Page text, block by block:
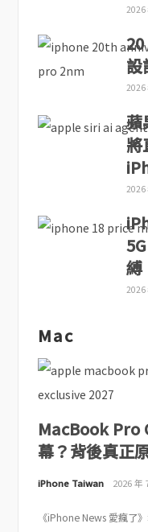
2026
設
2026
蘋
將
2026
縛
2026
Mac
MacBook Pro
幕？背後真正
iPhone Taiwan 2026 年
《iPhone News 愛瘋了